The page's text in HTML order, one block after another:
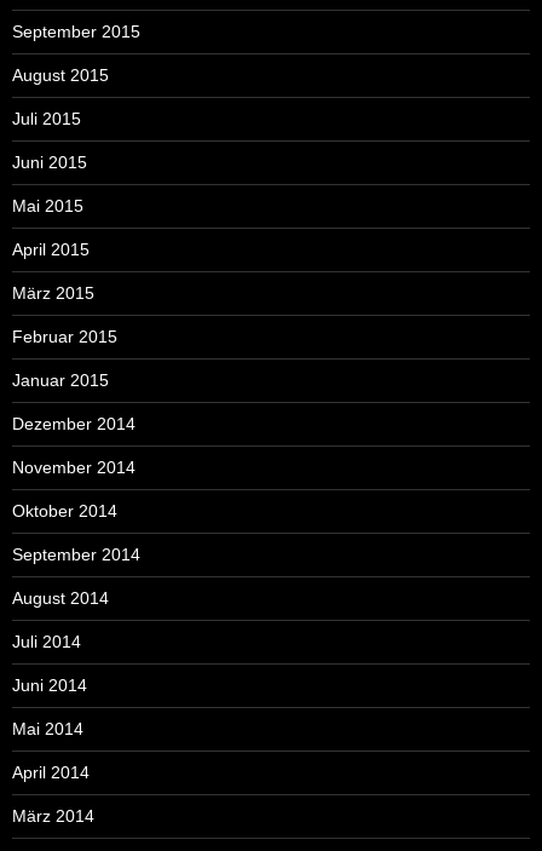
September 2015
August 2015
Juli 2015
Juni 2015
Mai 2015
April 2015
März 2015
Februar 2015
Januar 2015
Dezember 2014
November 2014
Oktober 2014
September 2014
August 2014
Juli 2014
Juni 2014
Mai 2014
April 2014
März 2014